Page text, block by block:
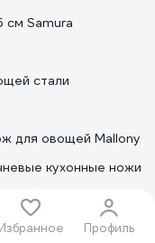
Избранное Профиль
см Samura
стали
для овощей Mallony
кухонные ножи